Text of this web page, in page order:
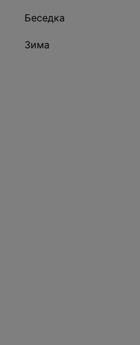
Беседка
Зима